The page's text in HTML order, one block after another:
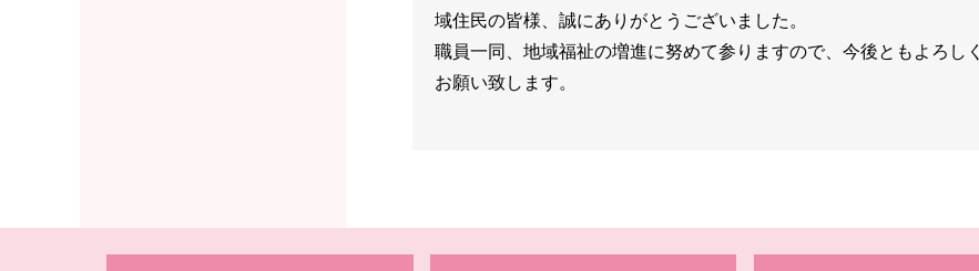
域住民の皆様、誠にありがとうございました。
職員一同、地域福祉の増進に努めて参りますので、今後ともよろしく
お願い致します。